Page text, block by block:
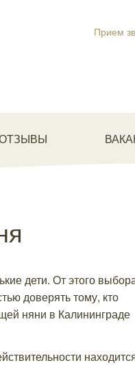
Прием
дети. От этого
доверять тому, кто
няни в Калининграде